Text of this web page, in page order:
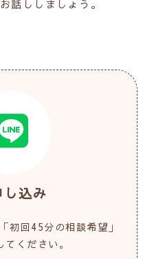
話ししましょう。
し込み
初回45分の相談希望」
ください。